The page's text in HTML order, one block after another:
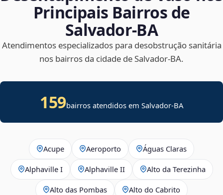
Principais Bairros de
Salvador‑BA
Atendimentos especializados para desobstrução sanitária
nos bairros da cidade de Salvador‑BA.
159bairros atendidos em Salvador-BA
Acupe Aeroporto Águas Claras
Alphaville I Alphaville II Alto da Terezinha
Alto das Pombas Alto do Cabrito